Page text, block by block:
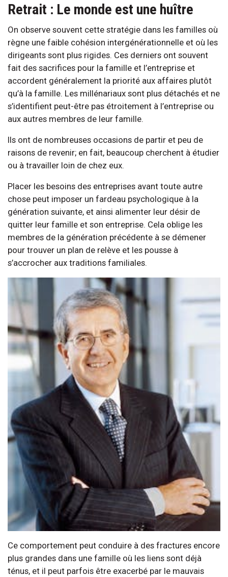
Retrait : Le monde est une huître
On observe souvent cette stratégie dans les familles où
règne une faible cohésion intergénérationnelle et où les
dirigeants sont plus rigides. Ces derniers ont souvent
fait des sacrifices pour la famille et l’entreprise et
accordent généralement la priorité aux affaires plutôt
qu’à la famille. Les millénariaux sont plus détachés et ne
s’identifient peut-être pas étroitement à l’entreprise ou
aux autres membres de leur famille.
Ils ont de nombreuses occasions de partir et peu de
raisons de revenir; en fait, beaucoup cherchent à étudier
ou à travailler loin de chez eux.
Placer les besoins des entreprises avant toute autre
chose peut imposer un fardeau psychologique à la
génération suivante, et ainsi alimenter leur désir de
quitter leur famille et son entreprise. Cela oblige les
membres de la génération précédente à se démener
pour trouver un plan de relève et les pousse à
s’accrocher aux traditions familiales.
Ce comportement peut conduire à des fractures encore
plus grandes dans une famille où les liens sont déjà
ténus, et il peut parfois être exacerbé par le mauvais